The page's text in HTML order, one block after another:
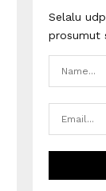
Selalu
prosumut